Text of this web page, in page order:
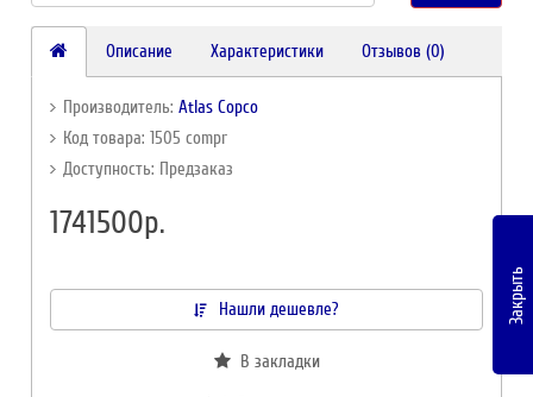
Описание Характеристики Отзывов (0)
Производитель:Atlas Copco
Код товара: 1505 compr
Доступность: Предзаказ
1741500р.
Нашли дешевле?
В закладки
Закрыть